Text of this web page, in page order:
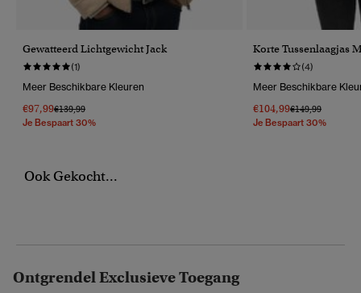
Gewatteerd Lichtgewicht Jack
(1)
Meer Beschikbare Kleuren
€97,99Prijs Verlaagd Van
€139,99Naar
Je Bespaart 30%
Korte Tussenlaagjas
(4)
Meer Beschikbare
€104,99Prijs Verlaagd
€149,99Naar
Je Bespaart 30%
Ook Gekocht...
Ontgrendel Exclusieve Toegang